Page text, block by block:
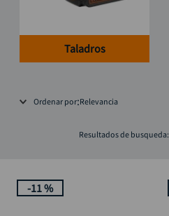
Taladros
Ordenar por Relevancia
Resultados de busqueda:
-11 %
llave impacto